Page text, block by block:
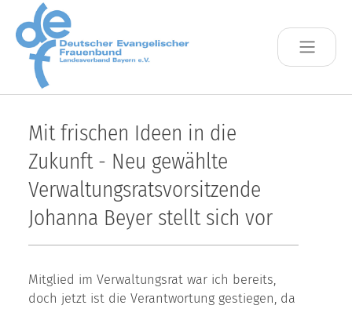
Skip to main content
Mit frischen Ideen in die
Zukunft - Neu gewählte
Verwaltungsratsvorsitzende
Johanna Beyer stellt sich vor
Mitglied im Verwaltungsrat war ich bereits,
doch jetzt ist die Verantwortung gestiegen, da